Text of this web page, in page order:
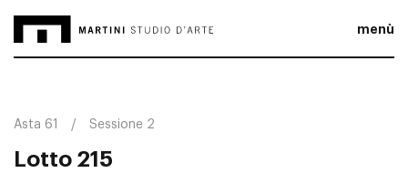
menù
Asta 61 Sessione 2
Lotto 215